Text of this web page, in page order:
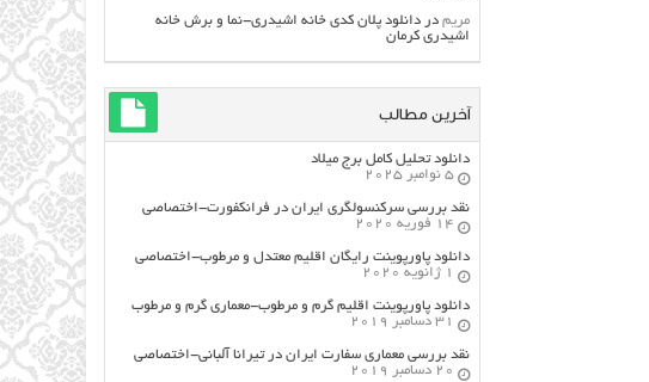
مریم دردانلود پلان کدی خانه اشیدری-نما و برش خانه
اشیدری کرمان
آخرین مطالب
دانلود تحلیل کامل برج میلاد
5 نوامبر 2025
نقد بررسی سرکنسولگری ایران در فرانکفورت-اختصاصی
14 فوریه 2020
دانلود پاورپوینت رایگان اقلیم معتدل و مرطوب-اختصاصی
1 ژانویه 2020
دانلود پاورپوینت اقلیم گرم و مرطوب-معماری گرم و مرطوب
31 دسامبر 2019
نقد بررسی معماری سفارت ایران در تیرانا آلبانی-اختصاصی
20 دسامبر 2019